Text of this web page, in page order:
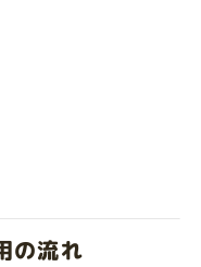
の流れ